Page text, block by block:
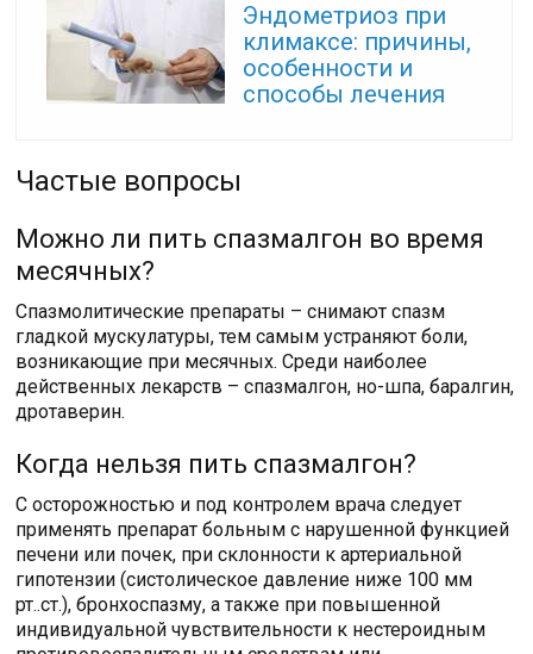
Эндометриоз при
климаксе: причины,
особенности и
способы лечения
Частые вопросы
Можно ли пить спазмалгон во время
месячных?
Спазмолитические препараты – снимают спазм
гладкой мускулатуры, тем самым устраняют боли,
возникающие при месячных. Среди наиболее
действенных лекарств – спазмалгон, но-шпа, баралгин,
дротаверин.
Когда нельзя пить спазмалгон?
С осторожностью и под контролем врача следует
применять препарат больным с нарушенной функцией
печени или почек, при склонности к артериальной
гипотензии (систолическое давление ниже 100 мм
рт..ст.), бронхоспазму, а также при повышенной
индивидуальной чувствительности к нестероидным